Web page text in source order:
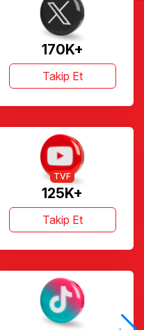
170K+
Takip Et
125K+
TVF
Takip Et